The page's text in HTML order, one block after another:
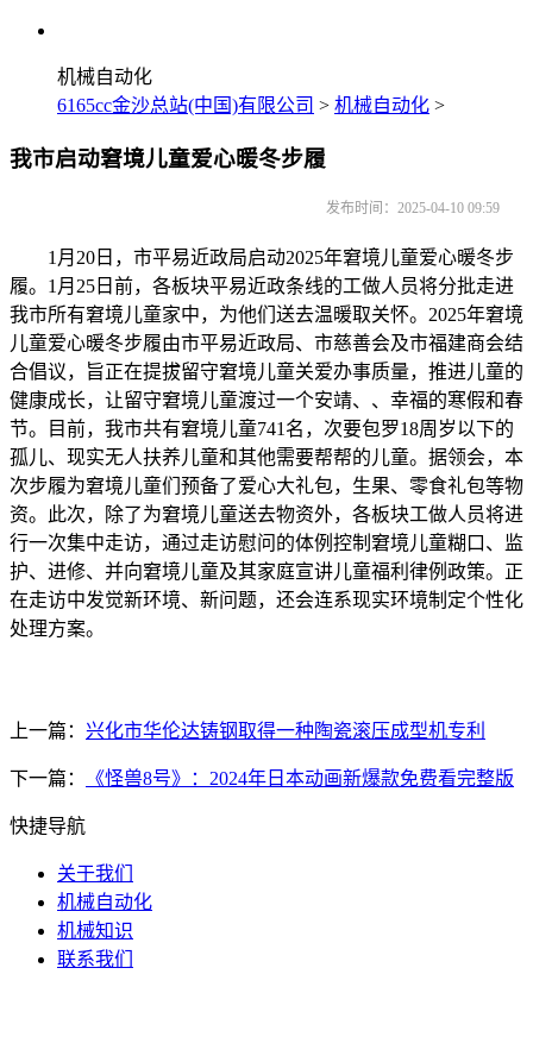
机械自动化
6165cc金沙总站(中国)有限公司 > 机械自动化 >
我市启动窘境儿童爱心暖冬步履
发布时间：2025-04-10 09:59
1月20日，市平易近政局启动2025年窘境儿童爱心暖冬步
履。1月25日前，各板块平易近政条线的工做人员将分批走进
我市所有窘境儿童家中，为他们送去温暖取关怀。2025年窘境
儿童爱心暖冬步履由市平易近政局、市慈善会及市福建商会结
合倡议，旨正在提拔留守窘境儿童关爱办事质量，推进儿童的
健康成长，让留守窘境儿童渡过一个安靖、、幸福的寒假和春
节。目前，我市共有窘境儿童741名，次要包罗18周岁以下的
孤儿、现实无人扶养儿童和其他需要帮帮的儿童。据领会，本
次步履为窘境儿童们预备了爱心大礼包，生果、零食礼包等物
资。此次，除了为窘境儿童送去物资外，各板块工做人员将进
行一次集中走访，通过走访慰问的体例控制窘境儿童糊口、监
护、进修、并向窘境儿童及其家庭宣讲儿童福利律例政策。正
在走访中发觉新环境、新问题，还会连系现实环境制定个性化
处理方案。
上一篇： 兴化市华伦达铸钢取得一种陶瓷滚压成型机专利
下一篇： 《怪兽8号》：2024年日本动画新爆款免费看完整版
快捷导航
关于我们
机械自动化
机械知识
联系我们